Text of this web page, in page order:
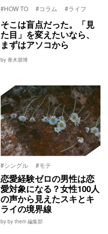
#HOW TO #コラム #ライフ
そこは盲点だった。「見
た目」を変えたいなら、
まずはアソコから
by 青木朋博
#シングル #モテ
恋愛経験ゼロの男性は恋
愛対象になる？女性100人
の声から見えたスキとキ
ライの境界線
by by them 編集部